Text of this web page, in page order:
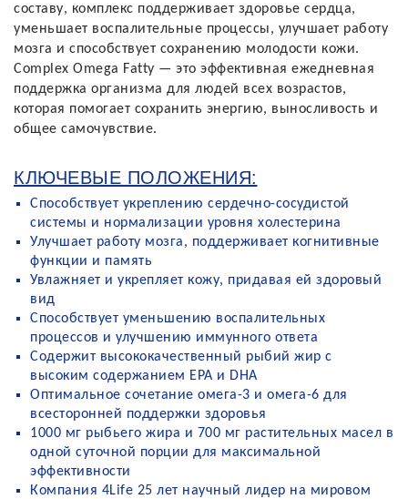
составу, комплекс поддерживает здоровье сердца,
уменьшает воспалительные процессы, улучшает работу
мозга и способствует сохранению молодости кожи.
Complex Omega Fatty — это эффективная ежедневная
поддержка организма для людей всех возрастов,
которая помогает сохранить энергию, выносливость и
общее самочувствие.
КЛЮЧЕВЫЕ ПОЛОЖЕНИЯ:
Способствует укреплению сердечно-сосудистой
системы и нормализации уровня холестерина
Улучшает работу мозга, поддерживает когнитивные
функции и память
Увлажняет и укрепляет кожу, придавая ей здоровый
вид
Способствует уменьшению воспалительных
процессов и улучшению иммунного ответа
Содержит высококачественный рыбий жир с
высоким содержанием EPA и DHA
Оптимальное сочетание омега-3 и омега-6 для
всесторонней поддержки здоровья
1000 мг рыбьего жира и 700 мг растительных масел в
одной суточной порции для максимальной
эффективности
Компания 4Life 25 лет научный лидер на мировом